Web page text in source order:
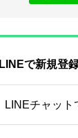
LINEで新規登
LINEチャッ